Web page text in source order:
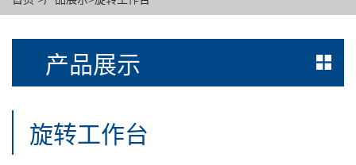
产品展示
旋转工作台